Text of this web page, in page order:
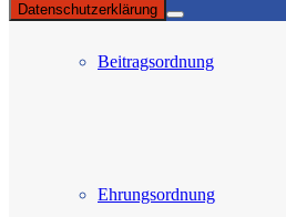
Beitragsordnung
Ehrungsordnung
Datenschutzerklärung